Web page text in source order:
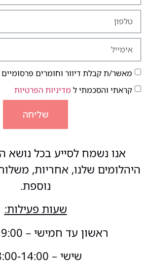
מאשר/ת קבלת דיוור וחומרים פרסומיים
קראתי והסכמתי ל מדיניות הפרטיות
שליחה
אנו נשמח לסייע בכל נושא
היהלומים שלנו, אחריות,
נוספת.
שעות פעילות:
ראשון עד חמישי – 08:00-19:00
שישי – 08:00-14:00